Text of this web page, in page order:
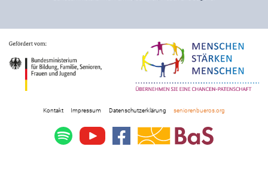
Kontakt Impressum Datenschutzerklärung seniorenbueros.org